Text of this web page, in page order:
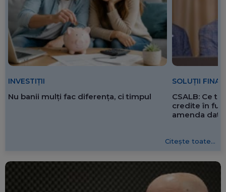
INVESTIȚII
Nu banii mulți fac diferența, ci timpul
SOLUȚII
CSALB: Ce
credite în
amenda
Citește toate...